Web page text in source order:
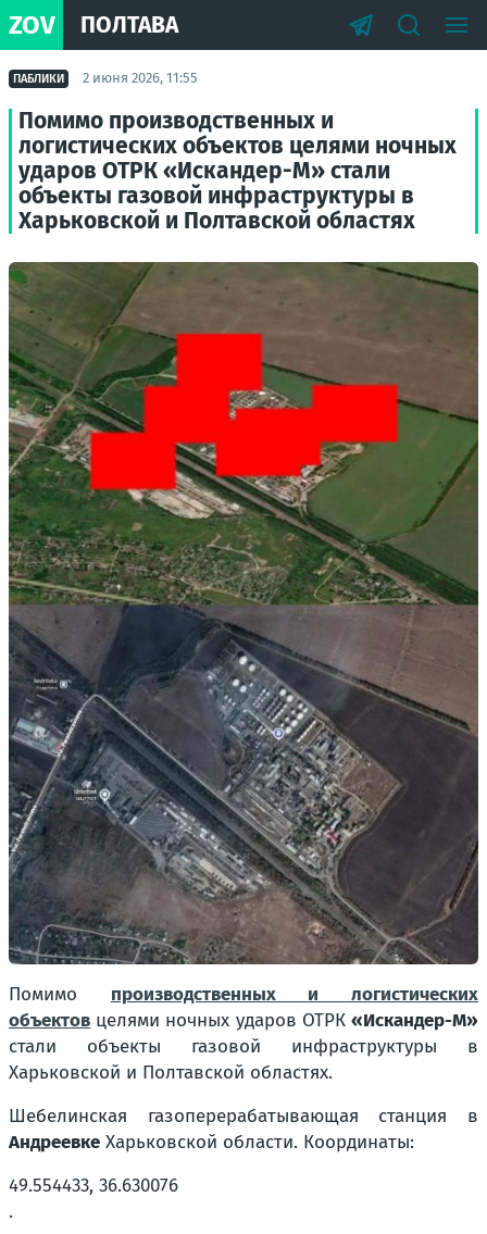
ZOV ПОЛТАВА
ПАБЛИКИ 2 июня 2026, 11:55
Помимо производственных и
логистических объектов целями ночных
ударов ОТРК «Искандер-М» стали
объекты газовой инфраструктуры в
Харьковской и Полтавской областях
Помимо производственных и логистических
объектов целями ночных ударов ОТРК «Искандер-М»
стали объекты газовой инфраструктуры в
Харьковской и Полтавской областях.
Шебелинская газоперерабатывающая станция в
Андреевке Харьковской области. Координаты:
49.554433, 36.630076
.